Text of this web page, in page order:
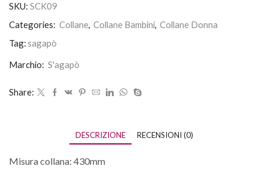
SKU: SCK09
Categories: Collane, Collane Bambini, Collane Donna
Tag:sagapò
Marchio: S'agapò
Share:
DESCRIZIONE RECENSIONI (0)
Misura collana: 430mm